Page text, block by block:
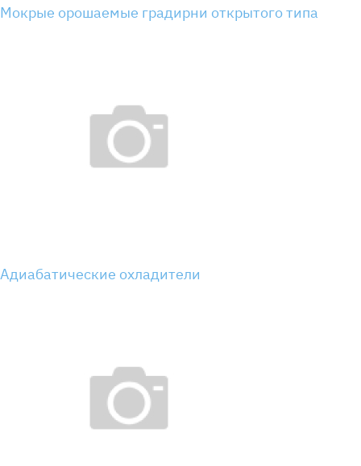
Мокрые орошаемые градирни открытого типа
Адиабатические охладители